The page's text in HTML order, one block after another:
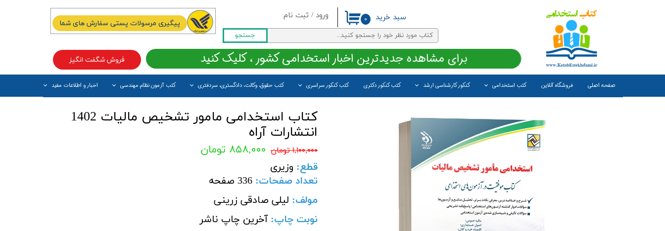
ورود / ثبت نام
حساب کاربری من
تغییر گذر واژه
سفارشات
خروج از حساب کاربری
جستجو
صفحه اصلی فروشگاه آنلاین کتب استخدامی کنکور کارشناسی ارشد کتب کنکور دکتری کتب کنکور سراسری کتب حقوق، وکالت، دادگستری، سردفتری کتب آزمون نظام مهندسی اخبار و اطلاعات مفید
۰ سبد خرید
فروش شگفت انگیز برای مشاهده جدیدترین اخبار استخدامی کشور ، کلیک کنید
پیگیری مرسولات پستی سفارش های شما
کتاب استخدامی مامور تشخیص مالیات 1402
انتشارات آراه
۱,۱۰۰,۰۰۰ تومان ۸۵۸,۰۰۰ تومان
قطع: وزیری
تعداد صفحات: 336 صفحه
مولف: لیلی صادقی زرینی
نوبت چاپ: آخرین چاپ ناشر